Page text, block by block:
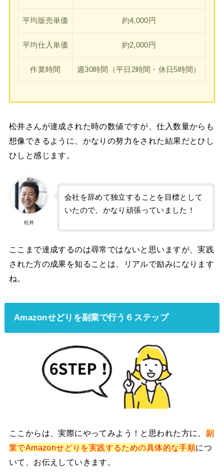
平均販売単価 約4,000円
平均仕入単価 約2,000円
作業時間 週30時間（平日2時間・休日5時間）
松井さんが達成された時の数値ですが、仕入数量からも
想像できるように、かなりの努力をされた結果だとひし
ひしと感じます。
松井
会社を辞めて独立することを目標として
いたので、かなり頑張っていました！
ここまで達成するのは尋常ではないと思いますが、実践
された方の成果を知ることは、リアルで励みになります
ね。
Amazonせどりを副業で行う６ステップ
ここからは、実際にやってみよう！と思われた方に、 副
業でAmazonせどりを実践するための具体的な手順につ
いて、お伝えしていきます。